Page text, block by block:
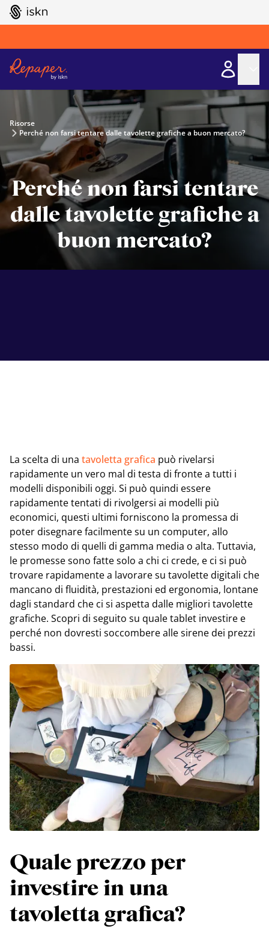
GO TO ISKN HOME
Risorse
Perché non farsi tentare dalle tavolette grafiche a buon mercato?
Perché non farsi tentare
dalle tavolette grafiche a
buon mercato?
La scelta di una tavoletta grafica può rivelarsi
rapidamente un vero mal di testa di fronte a tutti i
modelli disponibili oggi. Si può quindi essere
rapidamente tentati di rivolgersi ai modelli più
economici, questi ultimi forniscono la promessa di
poter disegnare facilmente su un computer, allo
stesso modo di quelli di gamma media o alta. Tuttavia,
le promesse sono fatte solo a chi ci crede, e ci si può
trovare rapidamente a lavorare su tavolette digitali che
mancano di fluidità, prestazioni ed ergonomia, lontane
dagli standard che ci si aspetta dalle migliori tavolette
grafiche. Scopri di seguito su quale tablet investire e
perché non dovresti soccombere alle sirene dei prezzi
bassi.
Quale prezzo per
investire in una
tavoletta grafica?